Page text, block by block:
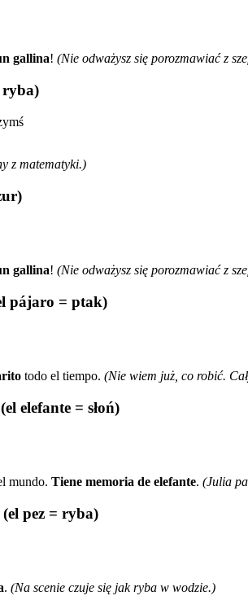
gallina! (Nie odważysz się porozmawiać z
ryba)
z matematyki.)
gallina! (Nie odważysz się porozmawiać z
pájaro = ptak)
todo el tiempo. (Nie wiem już, co robić.
elefante = słoń)
mundo. Tiene memoria de elefante. (Julia
pez = ryba)
. (Na scenie czuje się jak ryba w wodzie.)